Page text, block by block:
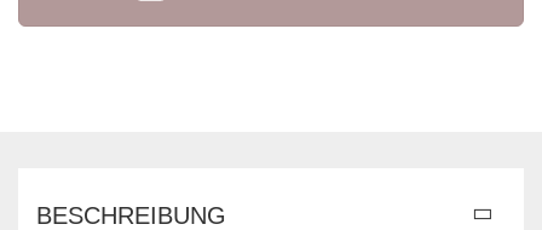
BESCHREIBUNG